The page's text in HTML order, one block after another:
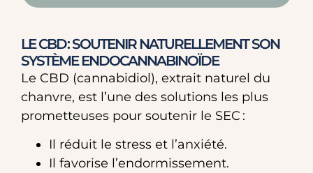
LE CBD : SOUTENIR NATURELLEMENT SON
SYSTÈME ENDOCANNABINOÏDE
Le CBD (cannabidiol), extrait naturel du
chanvre, est l’une des solutions les plus
prometteuses pour soutenir le SEC :
Il réduit le stress et l’anxiété.
Il favorise l’endormissement.